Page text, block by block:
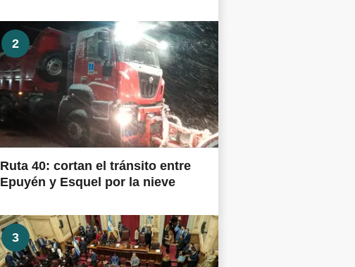
2
Ruta 40: cortan el tránsito entre
Epuyén y Esquel por la nieve
3